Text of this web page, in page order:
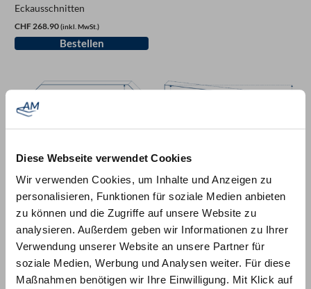
Diese Webseite verwendet Cookies
Wir verwenden Cookies, um Inhalte und Anzeigen zu
personalisieren, Funktionen für soziale Medien anbieten
zu können und die Zugriffe auf unsere Website zu
analysieren. Außerdem geben wir Informationen zu Ihrer
Verwendung unserer Website an unsere Partner für
soziale Medien, Werbung und Analysen weiter. Für diese
Maßnahmen benötigen wir Ihre Einwilligung. Mit Klick auf
Eckausschnitten
CHF 268.90(inkl. MwSt.)
Matratze mit vier schrägen
Eckabschnitten
CHF 342.90(inkl. MwSt.)
Matratzen
Matratze mit zwei schrägen
Seiten
CHF 268.90(inkl. MwSt.)